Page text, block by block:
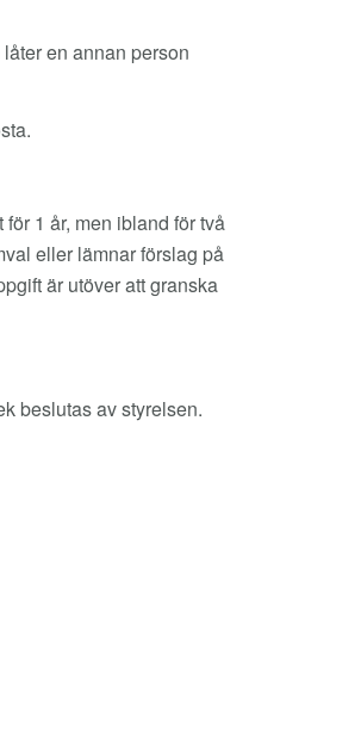
en annan person
1 år, men ibland för två
eller lämnar förslag på
är utöver att granska
beslutas av styrelsen.